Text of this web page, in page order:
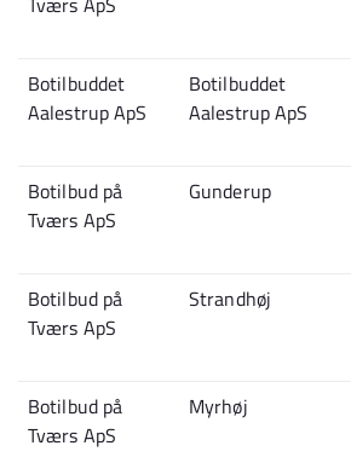
Botilbuddet
Aalestrup ApS
Botilbuddet
Aalestrup ApS
Botilbud på
Tværs ApS
Gunderup
Botilbud på
Tværs ApS
Strandhøj
Botilbud på
Tværs ApS
Myrhøj